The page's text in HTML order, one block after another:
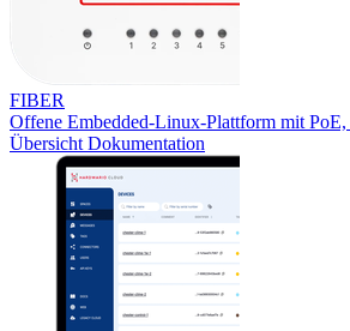
FIBER
Offene Embedded-Linux-Plattform mit
Übersicht Dokumentation